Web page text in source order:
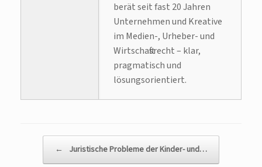
berät seit fast 20 Jahren
Unternehmen und Kreative
im Medien-, Urheber- und
Wirtschaftsrecht – klar,
pragmatisch und
lösungsorientiert.
← Juristische Probleme der Kinder- und…